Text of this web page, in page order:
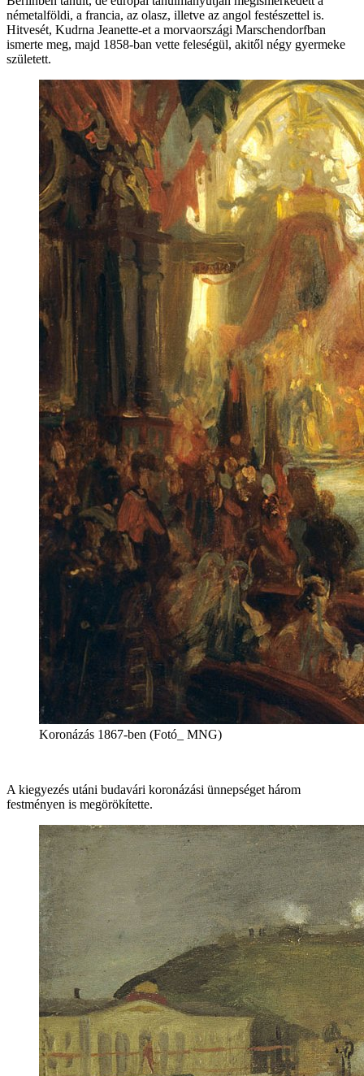
németalföldi, a francia, az olasz, illetve az angol festészettel is.
Hitvesét, Kudrna Jeanette-et a morvaországi Marschendorfban
ismerte meg, majd 1858-ban vette feleségül, akitől négy gyermeke
született.
Koronázás 1867-ben (Fotó_ MNG)
A kiegyezés utáni budavári koronázási ünnepséget három
festményen is megörökítette.